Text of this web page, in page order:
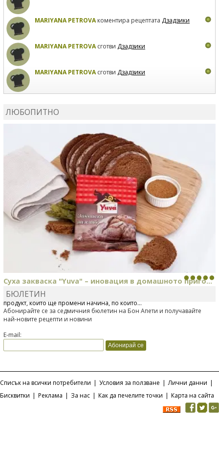
MARIYANA PETROVAкоментира рецептата Дзадзики
MARIYANA PETROVAсготви Дзадзики
MARIYANA PETROVAсготви Дзадзики
ЛЮБОПИТНО
Суха закваска "Yuva" – иновация в домашното приго...
Отскоро Лесафр България стартира предлагането на изцяло нов
продукт, който ще промени начина, по който...
БЮЛЕТИН
Абонирайте се за седмичния бюлетин на Бон Апети и получавайте
най-новите рецепти и новини
E-mail:
Списък на всички потребители | Условия за ползване | Лични данни |
Бисквитки | Реклама | За нас | Как да печелите точки | Карта на сайта